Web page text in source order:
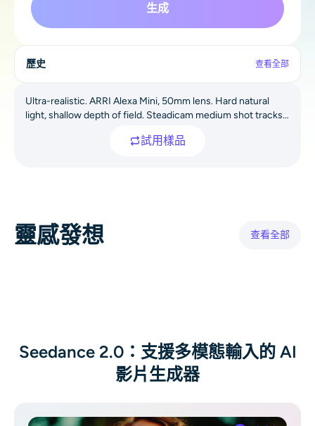
人工智慧替換器
AI重新著色
AI 風格圖片生成器
換衣服
護照照片製作工具
生成
歷史 查看全部
試用樣品
Ultra-realistic. ARRI Alexa Mini, 50mm lens. Hard natural
light, shallow depth of field. Steadicam medium shot tracks a
street. He snaps his fingers: a sharp white shockwave
crowds move, pigeons scatter, leaves fall. He melts into the
city as the camera cranes up. Fade to black.
靈感發想 查看全部
Seedance 2.0：支援多模態輸入的 AI
影片生成器